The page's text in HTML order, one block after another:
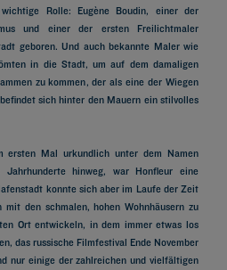
Rolle: Eugène Boudin, einer der
und einer der ersten Freilichtmaler
geboren. Und auch bekannte Maler wie
in die Stadt, um auf dem damaligen
zu kommen, der als eine der Wiegen
sich hinter den Mauern ein stilvolles
ersten Mal urkundlich unter dem Namen
hinweg, war Honfleur eine
konnte sich aber im Laufe der Zeit
mit den schmalen, hohen Wohnhäusern zu
Ort entwickeln, in dem immer etwas los
das russische Filmfestival Ende November
nur einige der zahlreichen und vielfältigen